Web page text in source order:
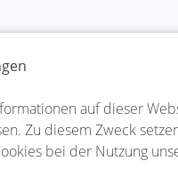
auf dieser
Zu diesem Zweck
bei der Nutzung